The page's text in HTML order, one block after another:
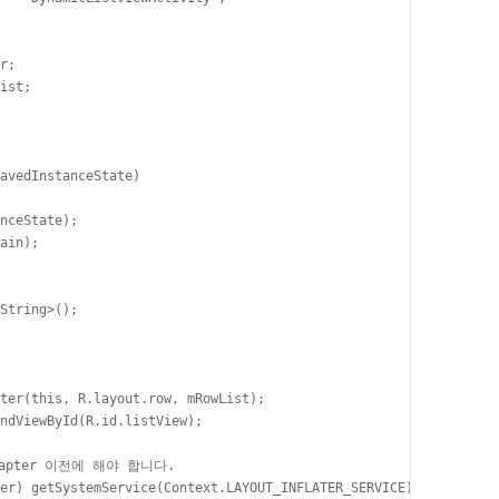
R.layout.row, mRowList);
이전에 해야 합니다.
getSystemService(Context.LAYOUT_INFLATER_SERVICE);